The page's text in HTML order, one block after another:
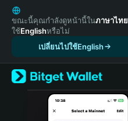
English
日本語
Tiếng Việt
Español (Latinoamérica)
Türkçe
Italiano
ขณะนี้คุณกำลังดูหน้านี้ในภาษาไทย
ใช้Englishหรือไม่
เปลี่ยนไปใช้English